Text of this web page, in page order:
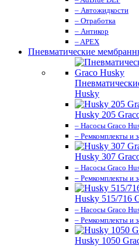
– Автожидкости
– Отработка
– Антикор
– APEX
Пневматические
Husky
Husky 205
– Насосы Graco
– Ремкомплекты и
Husky 307
– Насосы Graco
– Ремкомплекты и
Husky 515/716
– Насосы Graco
– Ремкомплекты и
Husky 1050